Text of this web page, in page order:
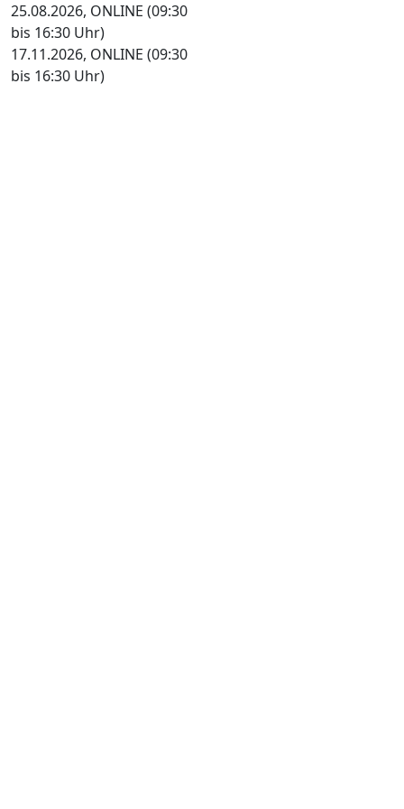
25.08.2026, ONLINE (09:30
bis 16:30 Uhr)
17.11.2026, ONLINE (09:30
bis 16:30 Uhr)